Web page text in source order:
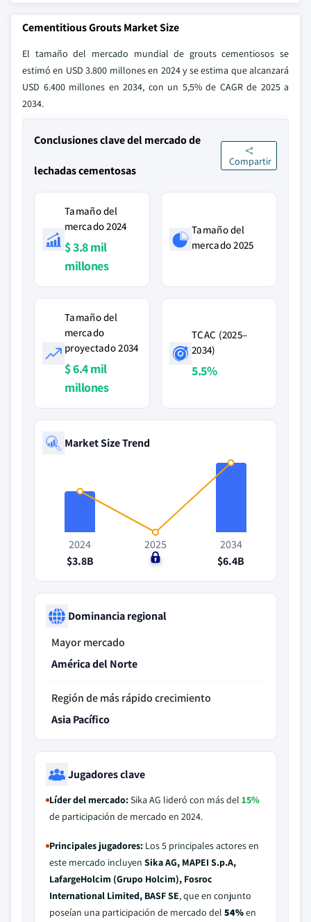
Cementitious Grouts Market Size
El tamaño del mercado mundial de grouts cementiosos se
estimó en USD 3.800 millones en 2024 y se estima que alcanzará
USD 6.400 millones en 2034, con un 5,5% de CAGR de 2025 a
2034.
Conclusiones clave del mercado de
lechadas cementosas
Compartir
Tamaño del
mercado 2024
$ 3.8 mil
millones
Tamaño del
mercado 2025
Tamaño del
mercado
proyectado 2034
$ 6.4 mil
millones
TCAC (2025–
2034)
5.5%
Market Size Trend
2024
$3.8B
2025
$0
2034
$6.4B
Dominancia regional
Mayor mercado
América del Norte
Región de más rápido crecimiento
Asia Pacífico
Jugadores clave
Líder del mercado:Sika AG lideró con más del 15%
de participación de mercado en 2024.
Principales jugadores: Los 5 principales actores en
este mercado incluyen Sika AG, MAPEI S.p.A,
LafargeHolcim (Grupo Holcim), Fosroc
International Limited, BASF SE, que en conjunto
poseían una participación de mercado del 54%en